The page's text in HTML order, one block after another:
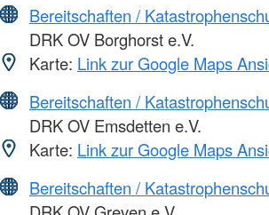
Bereitschaften /
DRK OV Borghorst e.V.
Karte: Link zur Google Maps
Bereitschaften /
DRK OV Emsdetten e.V.
Karte: Link zur Google Maps
Bereitschaften /